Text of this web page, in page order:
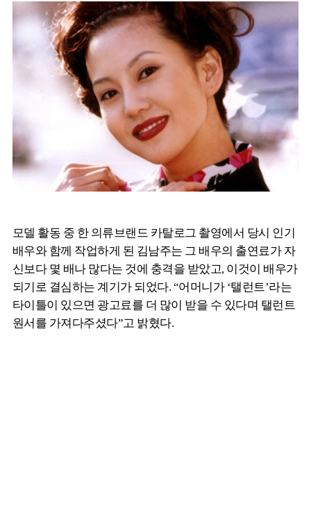
모델 활동 중 한 의류브랜드 카탈로그 촬영에서 당시 인기
배우와 함께 작업하게 된 김남주는 그 배우의 출연료가 자
신보다 몇 배나 많다는 것에 충격을 받았고, 이것이 배우가
되기로 결심하는 계기가 되었다. “어머니가 ‘탤런트’라는
타이틀이 있으면 광고료를 더 많이 받을 수 있다며 탤런트
원서를 가져다주셨다”고 밝혔다.